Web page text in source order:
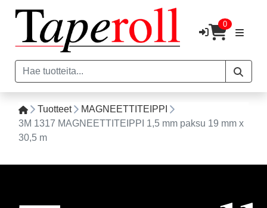
0
Tuotteet
MAGNEETTITEIPPI
3M 1317 MAGNEETTITEIPPI 1,5 mm paksu 19 mm x
30,5 m